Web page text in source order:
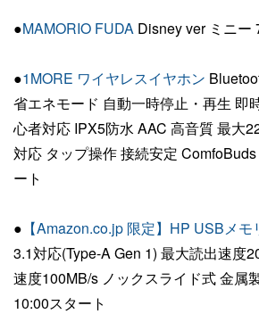
●MAMORIO FUDA Disney ver ミニー
●1MORE ワイヤレスイヤホン
省エネモード 自動一時停止・再生 即
心者対応 IPX5防水 AAC 高音質 最大
対応 タップ操作 接続安定
ート
● 【Amazon.co.jp 限定】HP USBメモ
3.1対応(Type-A Gen 1) 最大読出速度
速度100MB/s ノックスライド式 金属
10:00スタート